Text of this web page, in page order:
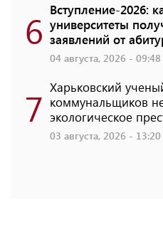
6 Вступление-2026:
университеты
заявлений от
04 августа, 2026 - 09:48
7 Харьковский
коммунальщиков
экологическое
03 августа, 2026 - 13:20